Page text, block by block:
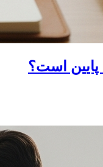
پایین است؟